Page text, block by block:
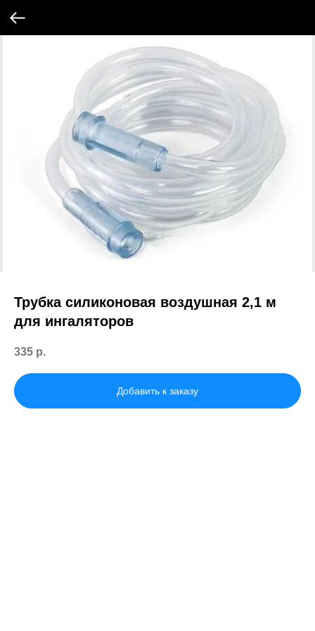
Трубка силиконовая воздушная 2,1 м
для ингаляторов
335 р.
Добавить к заказу